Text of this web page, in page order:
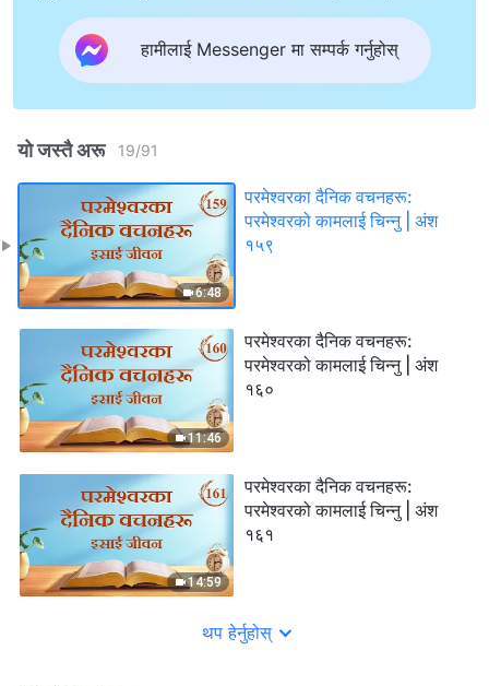
हामीलाई Messenger मा सम्पर्क गर्नुहोस्
यो जस्तै अरू 19/91
6:48
परमेश्‍वरका दैनिक वचनहरू:
परमेश्‍वरको कामलाई चिन्‍नु | अंश
१५९
11:46
परमेश्‍वरका दैनिक वचनहरू:
परमेश्‍वरको कामलाई चिन्‍नु | अंश
१६०
14:59
परमेश्‍वरका दैनिक वचनहरू:
परमेश्‍वरको कामलाई चिन्‍नु | अंश
१६१
थप हेर्नुहोस्